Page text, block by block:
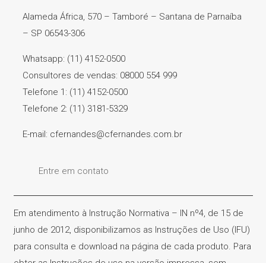
Alameda África, 570 – Tamboré – Santana de Parnaíba
– SP 06543-306
Whatsapp: (11) 4152-0500
Consultores de vendas: 08000 554 999
Telefone 1: (11) 4152-0500
Telefone 2: (11) 3181-5329
E-mail: cfernandes@cfernandes.com.br
Entre em contato
Em atendimento à Instrução Normativa – IN nº4, de 15 de
junho de 2012, disponibilizamos as Instruções de Uso (IFU)
para consulta e download na página de cada produto. Para